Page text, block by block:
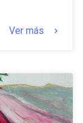
Ver más keyboard_arrow_right